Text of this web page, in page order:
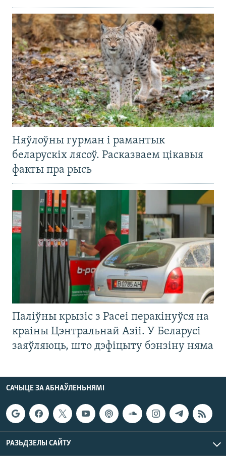
Няўлоўны гурман і рамантык
беларускіх лясоў. Расказваем цікавыя
факты пра рысь
Паліўны крызіс з Расеі перакінуўся на
краіны Цэнтральнай Азіі. У Беларусі
заяўляюць, што дэфіцыту бэнзіну няма
САЧЫЦЕ ЗА АБНАЎЛЕНЬНЯМІ
РАЗЬДЗЕЛЫ САЙТУ